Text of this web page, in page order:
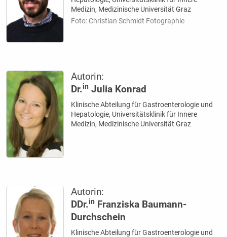
Medizin, Medizinische Universität Graz
Foto: Christian Schmidt Fotographie
Autorin:
Dr.in Julia Konrad
Klinische Abteilung für Gastroenterologie und
Hepatologie, Universitätsklinik für Innere
Medizin, Medizinische Universität Graz
Autorin:
DDr.in Franziska Baumann-
Durchschein
Klinische Abteilung für Gastroenterologie und